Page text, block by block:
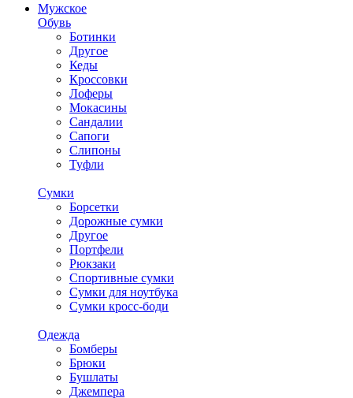
Мужское
Обувь
Ботинки
Другое
Кеды
Кроссовки
Лоферы
Мокасины
Сандалии
Сапоги
Слипоны
Туфли
Сумки
Борсетки
Дорожные сумки
Другое
Портфели
Рюкзаки
Спортивные сумки
Сумки для ноутбука
Сумки кросс-боди
Одежда
Бомберы
Брюки
Бушлаты
Джемпера